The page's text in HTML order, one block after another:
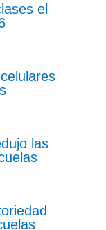
el
las